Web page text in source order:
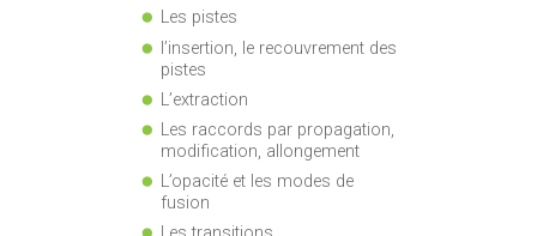
Les pistes
l’insertion, le recouvrement des
pistes
L’extraction
Les raccords par propagation,
modification, allongement
L’opacité et les modes de
fusion